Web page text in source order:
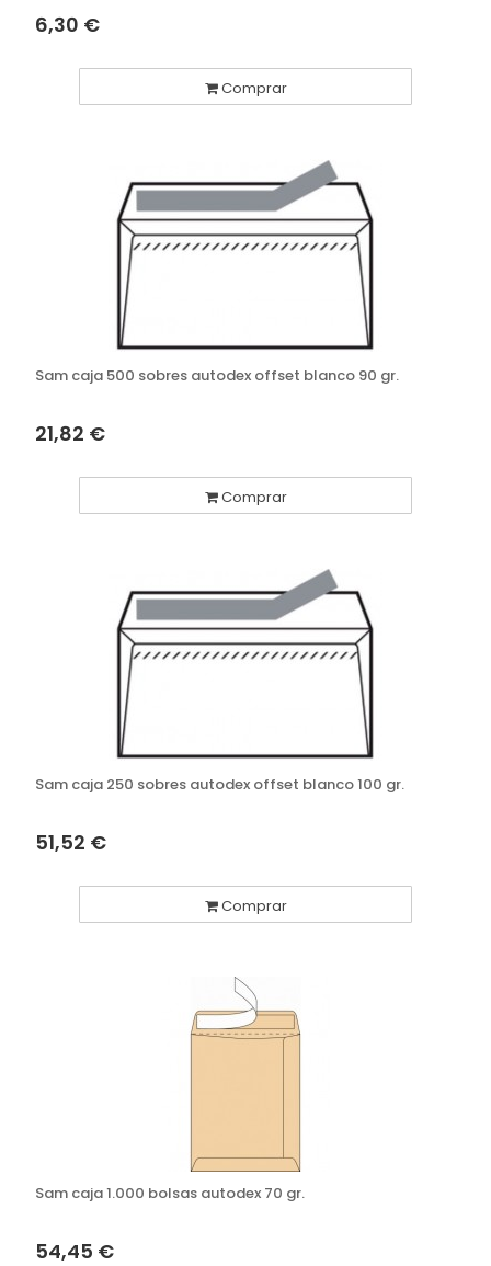
6,30 €
Comprar
Sam caja 500 sobres autodex offset blanco 90 gr.
21,82 €
Comprar
Sam caja 250 sobres autodex offset blanco 100 gr.
51,52 €
Comprar
Sam caja 1.000 bolsas autodex 70 gr.
54,45 €